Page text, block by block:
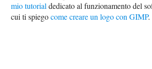
mio tutorial dedicato al funzionamento del
cui ti spiegocome creare un logo con GIMP.